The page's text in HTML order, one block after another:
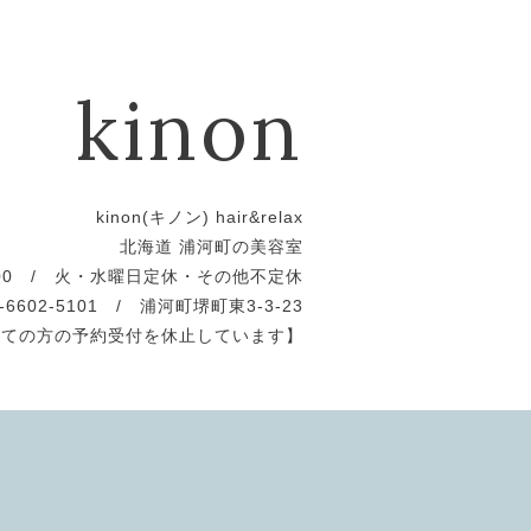
kinon
kinon(キノン) hair&relax
北海道 浦河町の美容室
/ 火・水曜日定休・その他不定休
6602-5101 / 浦河町堺町東3-3-23
の方の予約受付を休止しています】